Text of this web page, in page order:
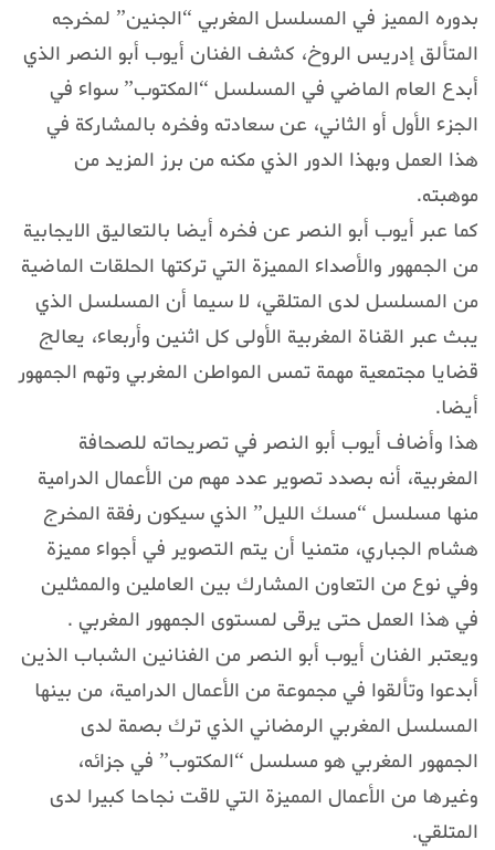
بدوره المميز في المسلسل المغربي “الجنين” لمخرجه
المتألق إدريس الروخ، كشف الفنان أيوب أبو النصر الذي
أبدع العام الماضي في المسلسل “المكتوب” سواء في
الجزء الأول أو الثاني، عن سعادته وفخره بالمشاركة في
هذا العمل وبهذا الدور الذي مكنه من برز المزيد من
موهبته.
كما عبر أيوب أبو النصر عن فخره أيضا بالتعاليق الايجابية
من الجمهور والأصداء المميزة التي تركتها الحلقات الماضية
من المسلسل لدى المتلقي، لا سيما أن المسلسل الذي
يبث عبر القناة المغربية الأولى كل اثنين وأربعاء، يعالج
قضايا مجتمعية مهمة تمس المواطن المغربي وتهم الجمهور
أيضا.
هذا وأضاف أيوب أبو النصر في تصريحاته للصحافة
المغربية، أنه بصدد تصوير عدد مهم من الأعمال الدرامية
منها مسلسل “مسك الليل” الذي سيكون رفقة المخرج
هشام الجباري، متمنيا أن يتم التصوير في أجواء مميزة
وفي نوع من التعاون المشارك بين العاملين والممثلين
في هذا العمل حتى يرقى لمستوى الجمهور المغربي .
ويعتبر الفنان أيوب أبو النصر من الفنانين الشباب الذين
أبدعوا وتألقوا في مجموعة من الأعمال الدرامية، من بينها
المسلسل المغربي الرمضاني الذي ترك بصمة لدى
الجمهور المغربي هو مسلسل “المكتوب” في جزائه،
وغيرها من الأعمال المميزة التي لاقت نجاحا كبيرا لدى
المتلقي.